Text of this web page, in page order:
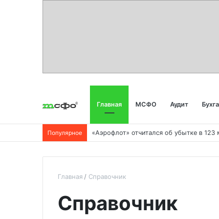
Главная МСФО Аудит
Популярное
Главная Справочник
Справочник